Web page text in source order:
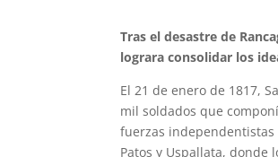
Tras el desastre de
lograra consolidar los
El 21 de enero de 1817,
mil soldados que
fuerzas
Patos y Uspallata,